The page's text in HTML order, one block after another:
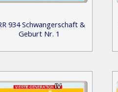
934 Schwangerschaft &
Geburt Nr. 1